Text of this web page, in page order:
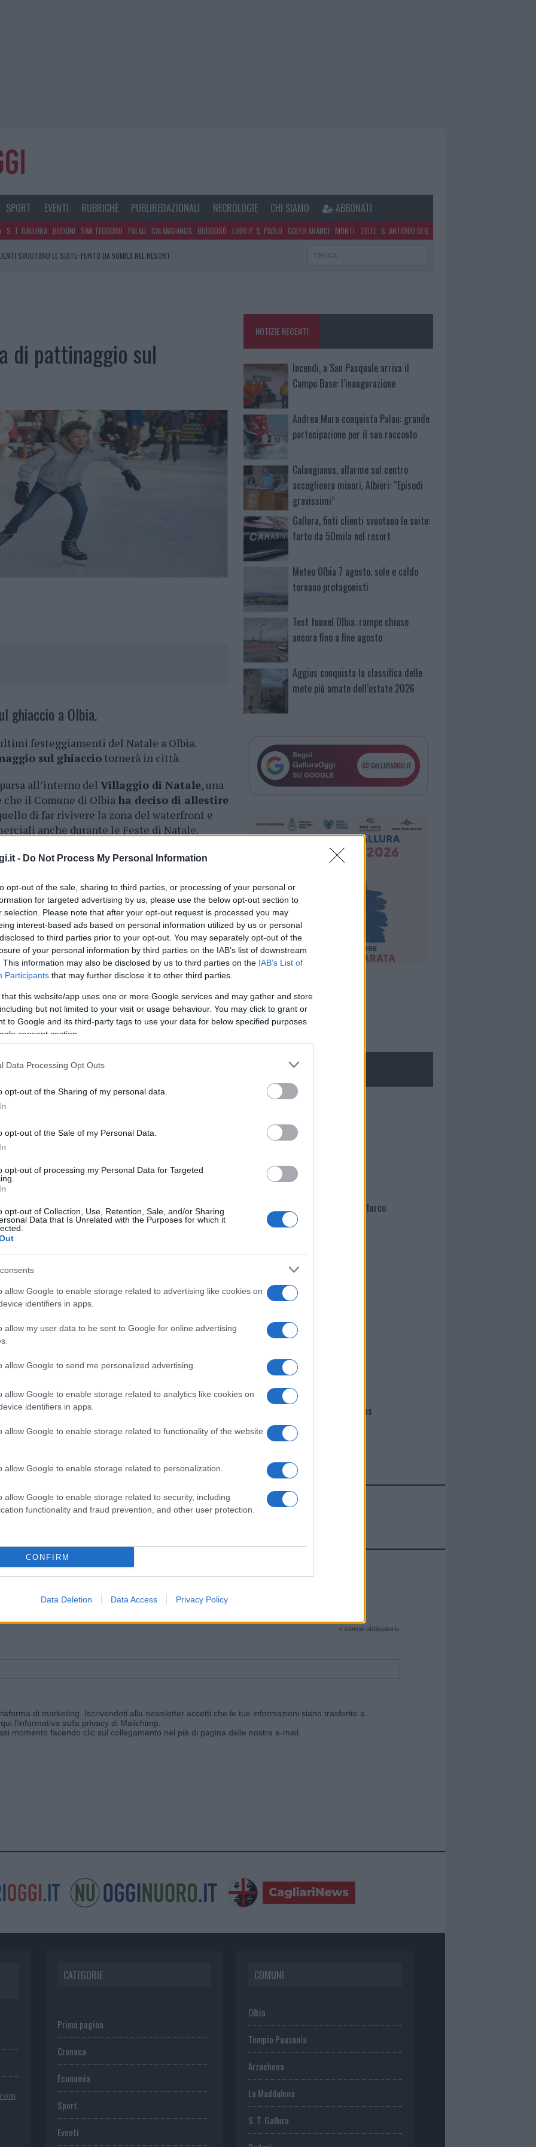
- Do Not Process My Personal Information
opt-out of the sale, sharing to third parties, or processing of your personal or
for targeted advertising by us, please use the below opt-out section to
selection. Please note that after your opt-out request is processed you may
interest-based ads based on personal information utilized by us or personal
to third parties prior to your opt-out. You may separately opt-out of the
of your personal information by third parties on the IAB’s list of downstream
This information may also be disclosed by us to third parties on the IAB’s List of
Participants that may further disclose it to other third parties.
that this website/app uses one or more Google services and may gather and store
but not limited to your visit or usage behaviour. You may click to grant or
to Google and its third-party tags to use your data for below specified purposes
consent section.
Data Processing Opt Outs
opt-out of the Sharing of my personal data.
opt-out of the Sale of my Personal Data.
opt-out of processing my Personal Data for Targeted
opt-out of Collection, Use, Retention, Sale, and/or Sharing
Data that Is Unrelated with the Purposes for which it
allow Google to enable storage related to advertising like cookies on
identifiers in apps.
allow my user data to be sent to Google for online advertising
allow Google to send me personalized advertising.
allow Google to enable storage related to analytics like cookies on
identifiers in apps.
allow Google to enable storage related to functionality of the website
allow Google to enable storage related to personalization.
allow Google to enable storage related to security, including
functionality and fraud prevention, and other user protection.
CONFIRM
Data Deletion Data Access Privacy Policy
SPORT EVENTI RUBRICHE PUBLIREDAZIONALI NECROLOGIE CHI SIAMO ABBONATI
S. T. GALLURA BUDONI SAN TEODORO PALAU CALANGIANUS BUDDUSÒ LOIRI P. S. PAOLO GOLFO ARANCI MONTI TELTI S. ANTONIO DI G.
SVUOTANO LE SUITE: FURTO DA 50MILA NEL RESORT
SOLE E CALDO TORNANO PROTAGONISTI
di pattinaggio sul
ghiaccio a Olbia.
festeggiamenti del Natale a Olbia.
sul ghiaccio tornerà in città.
all’interno del Villaggio di Natale, una
il Comune di Olbia ha deciso di allestire
di far rivivere la zona del waterfront e
anche durante le Feste di Natale.
invernale, delizierà grandi e piccini
di laboratori e spettacoli.
Prossimo articolo
NOTIZIE RECENTI
Incendi, a San Pasquale arriva il
Campo Base: l’inaugurazione
Andrea Mura conquista Palau: grande
partecipazione per il suo racconto
Calangianus, allarme sul centro
accoglienza minori, Albieri: “Episodi
gravissimi”
Gallura, finti clienti svuotano le suite:
furto da 50mila nel resort
Meteo Olbia 7 agosto, sole e caldo
tornano protagonisti
Test tunnel Olbia: rampe chiuse
ancora fino a fine agosto
Aggius conquista la classifica delle
mete più amate dell’estate 2026
NECROLOGIE
Martina Agostina Diturco
I nostri cari
I nostri cari
Giovannimaria Cabras
Invia un Comunicato Stampa|Pubblicità|Segnala
e ricevi le nostre email periodiche contenenti le ultime notizie pubblicate sul sito web!
* campo obbligatorio
di marketing. Iscrivendoti alla newsletter accetti che le tue informazioni siano trasferite a
l'informativa sulla privacy di Mailchimp
momento facendo clic sul collegamento nel piè di pagina delle nostre e-mail.
CATEGORIE
Prima pagina
Cronaca
Economia
Sport
Eventi
COMUNI
Olbia
Tempio Pausania
Arzachena
La Maddalena
S. T. Gallura